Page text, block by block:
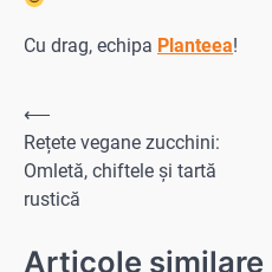
Cu drag, echipa Planteea!
Navigare
în
articole
⟵
Rețete vegane zucchini:
Omletă, chiftele și tartă
rustică
Articole similare